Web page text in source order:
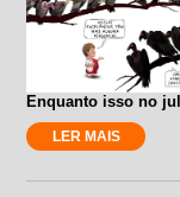
Enquanto isso no
LER MAIS